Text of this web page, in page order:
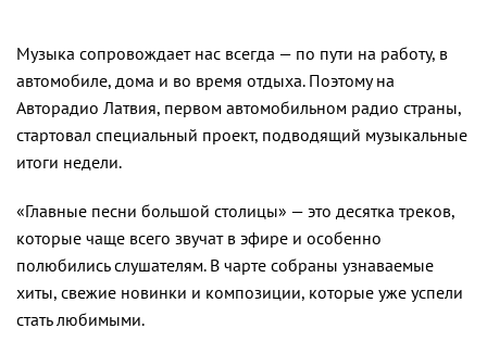
Музыка сопровождает нас всегда — по пути на работу, в
автомобиле, дома и во время отдыха. Поэтому на
Авторадио Латвия, первом автомобильном радио страны,
стартовал специальный проект, подводящий музыкальные
итоги недели.
«Главные песни большой столицы» — это десятка треков,
которые чаще всего звучат в эфире и особенно
полюбились слушателям. В чарте собраны узнаваемые
хиты, свежие новинки и композиции, которые уже успели
стать любимыми.